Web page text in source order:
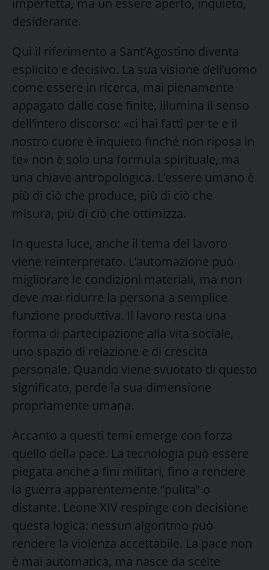
desiderante.
Qui il riferimento a Sant’Agostino diventa
esplicito e decisivo. La sua visione dell’uomo
come essere in ricerca, mai pienamente
appagato dalle cose finite, illumina il senso
dell’intero discorso: «ci hai fatti per te e il
nostro cuore è inquieto finché non riposa in
te» non è solo una formula spirituale, ma
una chiave antropologica. L’essere umano è
più di ciò che produce, più di ciò che
misura, più di ciò che ottimizza.
In questa luce, anche il tema del lavoro
viene reinterpretato. L’automazione può
migliorare le condizioni materiali, ma non
deve mai ridurre la persona a semplice
funzione produttiva. Il lavoro resta una
forma di partecipazione alla vita sociale,
uno spazio di relazione e di crescita
personale. Quando viene svuotato di questo
significato, perde la sua dimensione
propriamente umana.
Accanto a questi temi emerge con forza
quello della pace. La tecnologia può essere
piegata anche a fini militari, fino a rendere
la guerra apparentemente “pulita” o
distante. Leone XIV respinge con decisione
questa logica: nessun algoritmo può
rendere la violenza accettabile. La pace non
è mai automatica, ma nasce da scelte